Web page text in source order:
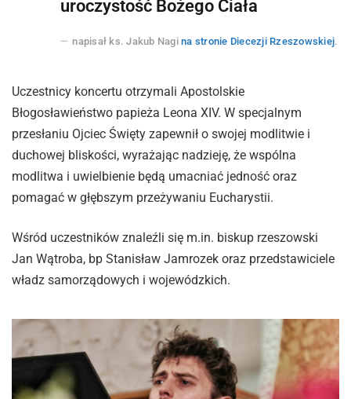
uroczystość Bożego Ciała
napisał ks. Jakub Nagina stronie Diecezji Rzeszowskiej.
Uczestnicy koncertu otrzymali Apostolskie
Błogosławieństwo papieża Leona XIV. W specjalnym
przesłaniu Ojciec Święty zapewnił o swojej modlitwie i
duchowej bliskości, wyrażając nadzieję, że wspólna
modlitwa i uwielbienie będą umacniać jedność oraz
pomagać w głębszym przeżywaniu Eucharystii.
Wśród uczestników znaleźli się m.in. biskup rzeszowski
Jan Wątroba, bp Stanisław Jamrozek oraz przedstawiciele
władz samorządowych i wojewódzkich.